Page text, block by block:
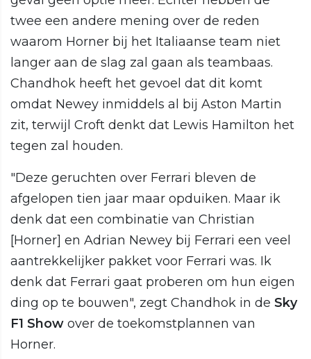
twee een andere mening over de reden
waarom Horner bij het Italiaanse team niet
langer aan de slag zal gaan als teambaas.
Chandhok heeft het gevoel dat dit komt
omdat Newey inmiddels al bij Aston Martin
zit, terwijl Croft denkt dat Lewis Hamilton het
tegen zal houden.
"Deze geruchten over Ferrari bleven de
afgelopen tien jaar maar opduiken. Maar ik
denk dat een combinatie van Christian
[Horner] en Adrian Newey bij Ferrari een veel
aantrekkelijker pakket voor Ferrari was. Ik
denk dat Ferrari gaat proberen om hun eigen
ding op te bouwen", zegt Chandhok in de Sky
F1 Show over de toekomstplannen van
Horner.